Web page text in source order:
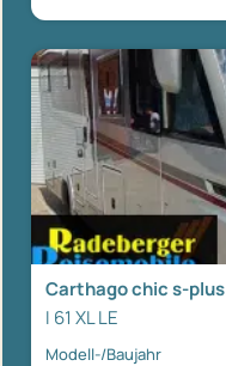
Carthago chic s-plus
I 61 XL LE
Modell-/Baujahr